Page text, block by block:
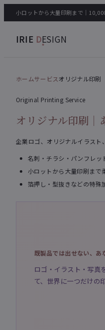
小ロットから大量印刷まで｜
IRIE DESIGN
ホームサービスオリジナル印刷
Original Printing Service
オリジナル印刷｜
企業ロゴ、オリジナルイラスト
名刺・チラシ・パンフレッ
小ロットから大量印刷まで
箔押し・型抜きなどの特殊
既製品では出せない、あ
ロゴ・イラスト・写真
て、世界に一つだけの